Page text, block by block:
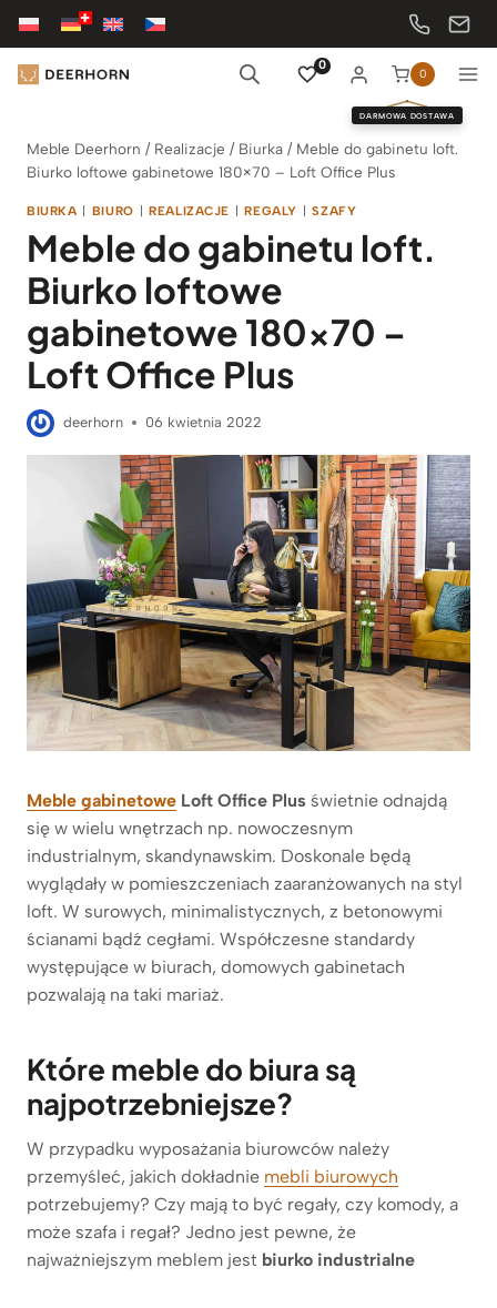
Przejdź
treści
0
0
DARMOWA DOSTAWA
Meble Deerhorn / Realizacje / Biurka / Meble do gabinetu loft.
Biurko loftowe gabinetowe 180×70 – Loft Office Plus
BIURKA | BIURO | REALIZACJE | REGALY | SZAFY
Meble do gabinetu loft.
Biurko loftowe
gabinetowe 180×70 –
Loft Office Plus
deerhorn 06 kwietnia 2022
Meble gabinetowe Loft Office Plus świetnie odnajdą
się w wielu wnętrzach np. nowoczesnym
industrialnym, skandynawskim. Doskonale będą
wyglądały w pomieszczeniach zaaranżowanych na styl
loft. W surowych, minimalistycznych, z betonowymi
ścianami bądź cegłami. Współczesne standardy
występujące w biurach, domowych gabinetach
pozwalają na taki mariaż.
Które meble do biura są
najpotrzebniejsze?
W przypadku wyposażania biurowców należy
przemyśleć, jakich dokładnie mebli biurowych
potrzebujemy? Czy mają to być regały, czy komody, a
może szafa i regał? Jedno jest pewne, że
najważniejszym meblem jest biurko industrialne